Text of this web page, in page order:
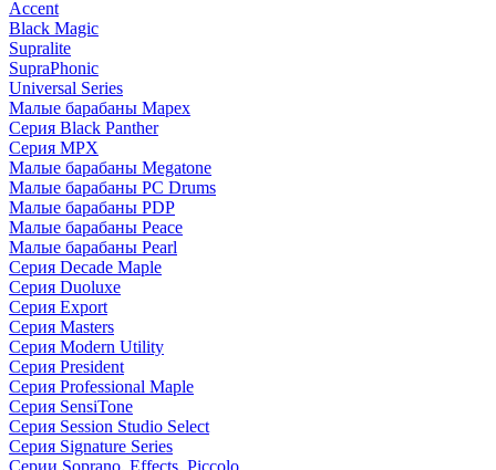
Accent
Black Magic
Supralite
SupraPhonic
Universal Series
Малые барабаны Mapex
Серия Black Panther
Серия MPX
Малые барабаны Megatone
Малые барабаны PC Drums
Малые барабаны PDP
Малые барабаны Peace
Малые барабаны Pearl
Серия Decade Maple
Серия Duoluxe
Серия Export
Серия Masters
Серия Modern Utility
Серия President
Серия Professional Maple
Серия SensiTone
Серия Session Studio Select
Серия Signature Series
Серии Soprano, Effects, Piccolo